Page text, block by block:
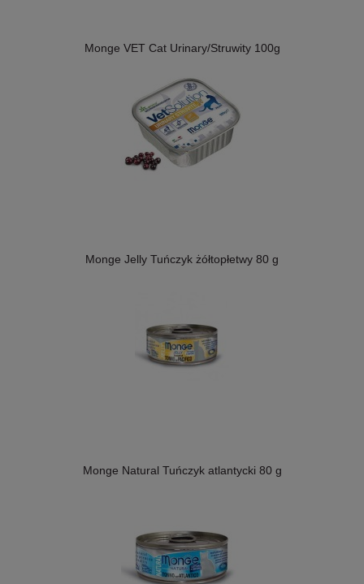
Monge VET Cat Urinary/Struwity 100g
Monge Jelly Tuńczyk żółtopłetwy 80 g
Monge Natural Tuńczyk atlantycki 80 g